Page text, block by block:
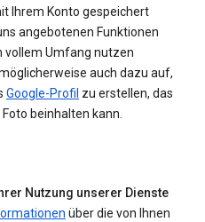
Ihrem Konto gespeichert
angebotenen Funktionen
vollem Umfang nutzen
auch dazu auf,
Google-Profil zu erstellen, das
beinhalten kann.
Nutzung unserer Dienste
über die von Ihnen